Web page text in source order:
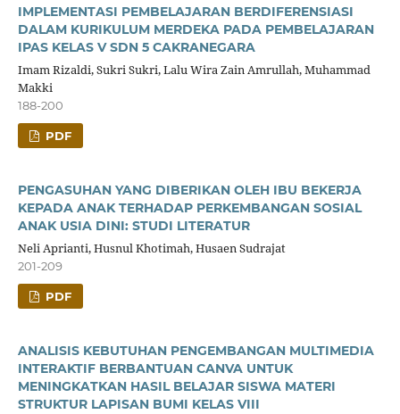
IMPLEMENTASI PEMBELAJARAN BERDIFERENSIASI
DALAM KURIKULUM MERDEKA PADA PEMBELAJARAN
IPAS KELAS V SDN 5 CAKRANEGARA
Imam Rizaldi, Sukri Sukri, Lalu Wira Zain Amrullah, Muhammad
Makki
188-200
PDF
PENGASUHAN YANG DIBERIKAN OLEH IBU BEKERJA
KEPADA ANAK TERHADAP PERKEMBANGAN SOSIAL
ANAK USIA DINI: STUDI LITERATUR
Neli Aprianti, Husnul Khotimah, Husaen Sudrajat
201-209
PDF
ANALISIS KEBUTUHAN PENGEMBANGAN MULTIMEDIA
INTERAKTIF BERBANTUAN CANVA UNTUK
MENINGKATKAN HASIL BELAJAR SISWA MATERI
STRUKTUR LAPISAN BUMI KELAS VIII